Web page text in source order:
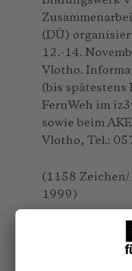
(DÜ)
12.-14.
Vlotho.
(bis spätestens
FernWeh im
sowie beim
Vlotho, Tel.:
(1158
1999)